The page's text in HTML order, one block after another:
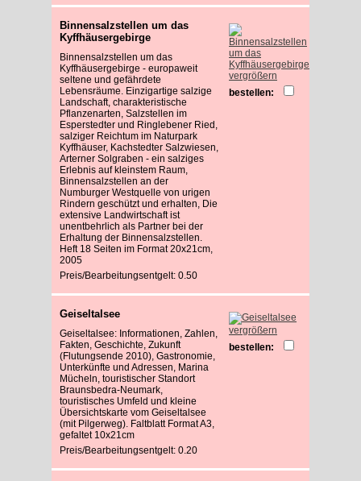
Binnensalzstellen um das
Kyffhäusergebirge
Binnensalzstellen um das
Kyffhäusergebirge - europaweit
seltene und gefährdete
Lebensräume. Einzigartige salzige
Landschaft, charakteristische
Pflanzenarten, Salzstellen im
Esperstedter und Ringlebener Ried,
salziger Reichtum im Naturpark
Kyffhäuser, Kachstedter Salzwiesen,
Arterner Solgraben - ein salziges
Erlebnis auf kleinstem Raum,
Binnensalzstellen an der
Numburger Westquelle von urigen
Rindern geschützt und erhalten, Die
extensive Landwirtschaft ist
unentbehrlich als Partner bei der
Erhaltung der Binnensalzstellen.
Heft 18 Seiten im Format 20x21cm,
2005
Preis/Bearbeitungsentgelt: 0.50
vergrößern
bestellen:
Geiseltalsee
Geiseltalsee: Informationen, Zahlen,
Fakten, Geschichte, Zukunft
(Flutungsende 2010), Gastronomie,
Unterkünfte und Adressen, Marina
Mücheln, touristischer Standort
Braunsbedra-Neumark,
touristisches Umfeld und kleine
Übersichtskarte vom Geiseltalsee
(mit Pilgerweg). Faltblatt Format A3,
gefaltet 10x21cm
Preis/Bearbeitungsentgelt: 0.20
vergrößern
bestellen: